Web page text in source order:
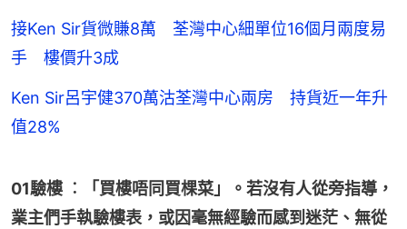
接Ken Sir貨微賺8萬 荃灣中心細單位16個月兩度易
手 樓價升3成
Ken Sir呂宇健370萬沽荃灣中心兩房 持貨近一年升
值28%
01驗樓 ︰「買樓唔同買棵菜」。若沒有人從旁指導，
業主們手執驗樓表，或因毫無經驗而感到迷茫、無從